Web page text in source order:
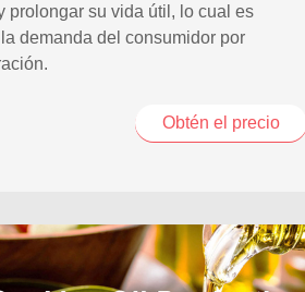
prolongar su vida útil, lo cual es
demanda del consumidor por
Obtén el precio